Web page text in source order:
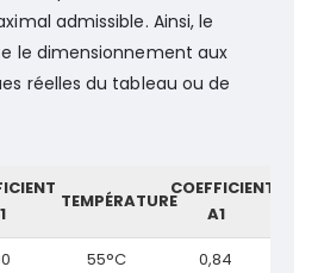
admissible. Ainsi, le
le dimensionnement aux
réelles du tableau ou de
TEMPÉRATURE
COEFFICIENT
A1
55°C
0,84